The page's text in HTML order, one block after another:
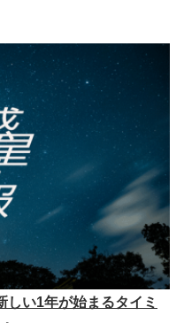
い1年が始まるタイミ